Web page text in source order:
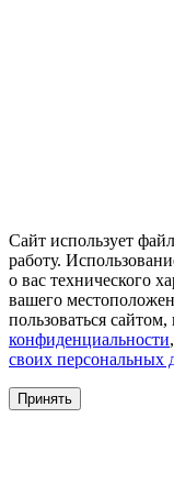
Сайт использует
работу.
о вас технического
вашего
пользоваться
конфиденциальности
своих персональных
Принять